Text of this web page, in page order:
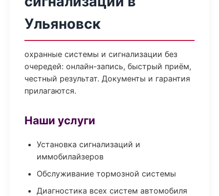
Ульяновск
охранные системы и сигнализации без
очередей: онлайн-запись, быстрый приём,
честный результат. Документы и гарантия
прилагаются.
Наши услуги
Установка сигнализаций и
иммобилайзеров
Обслуживание тормозной системы
Диагностика всех систем автомобиля